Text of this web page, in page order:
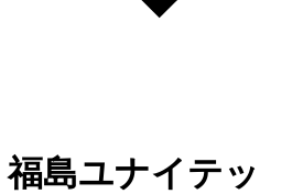
福島ユナイテッ